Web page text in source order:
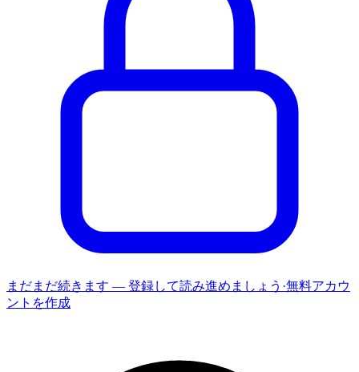
まだまだ続きます — 登録して読み進めましょう ·無料アカウ
ントを作成